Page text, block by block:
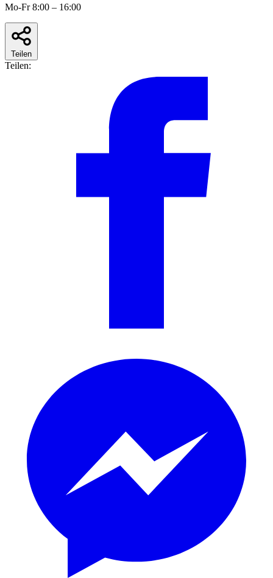
Mo-Fr 8:00 – 16:00
Teilen
Teilen: